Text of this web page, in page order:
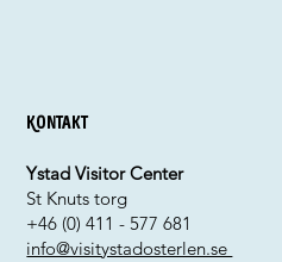
Kontakt
Ystad Visitor Center
St Knuts torg
+46 (0) 411 - 577 681
info@visitystadosterlen.se